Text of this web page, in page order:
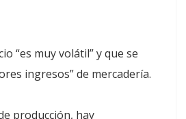
“es muy volátil” y que se
ingresos” de mercadería.
producción, hay